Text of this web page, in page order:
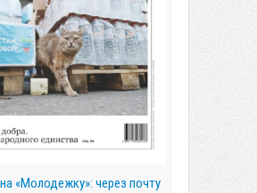
«Молодежку»: через почту